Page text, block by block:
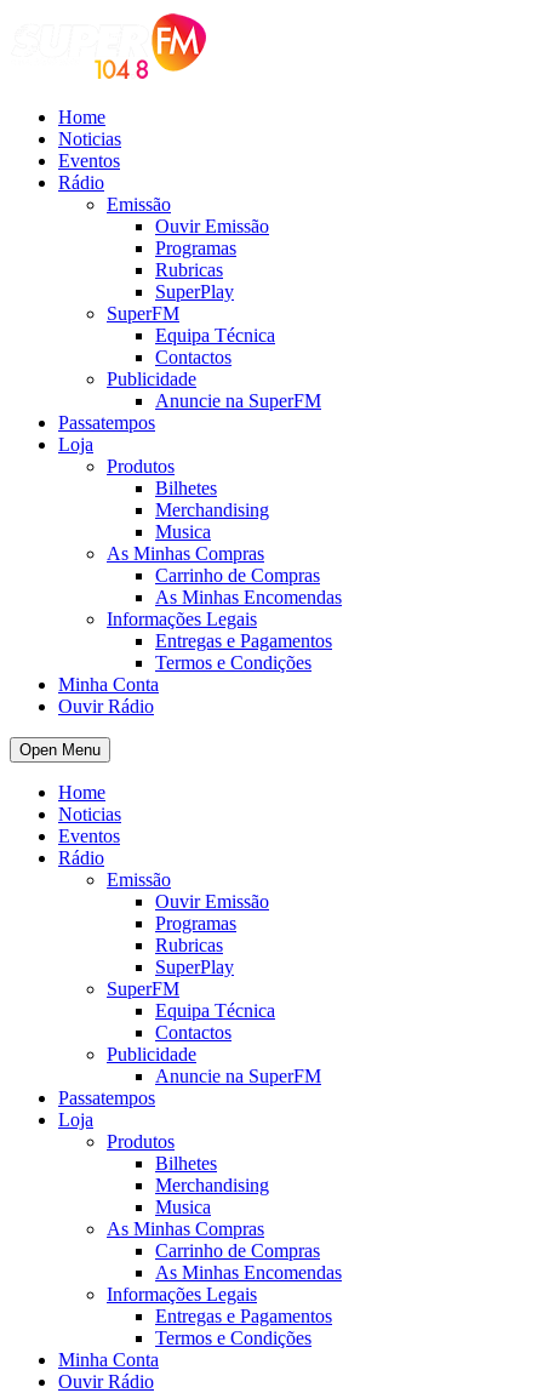
Home
Noticias
Eventos
Rádio
Emissão
Ouvir Emissão
Programas
Rubricas
SuperPlay
SuperFM
Equipa Técnica
Contactos
Publicidade
Anuncie na SuperFM
Passatempos
Loja
Produtos
Bilhetes
Merchandising
Musica
As Minhas Compras
Carrinho de Compras
As Minhas Encomendas
Informações Legais
Entregas e Pagamentos
Termos e Condições
Minha Conta
Ouvir Rádio
Open Menu
Home
Noticias
Eventos
Rádio
Emissão
Ouvir Emissão
Programas
Rubricas
SuperPlay
SuperFM
Equipa Técnica
Contactos
Publicidade
Anuncie na SuperFM
Passatempos
Loja
Produtos
Bilhetes
Merchandising
Musica
As Minhas Compras
Carrinho de Compras
As Minhas Encomendas
Informações Legais
Entregas e Pagamentos
Termos e Condições
Minha Conta
Ouvir Rádio